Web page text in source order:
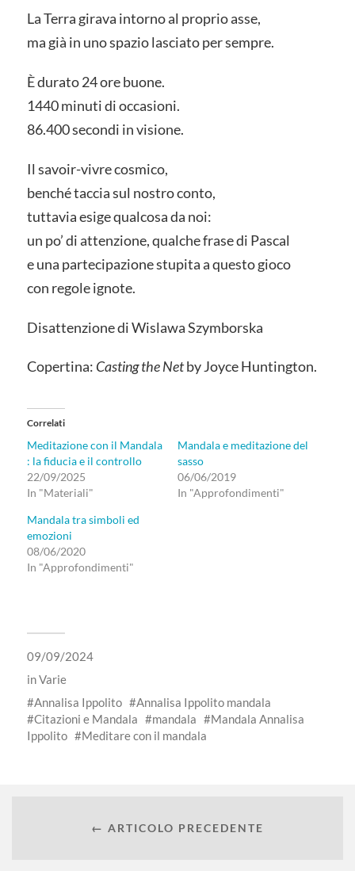
La Terra girava intorno al proprio asse,
ma già in uno spazio lasciato per sempre.
È durato 24 ore buone.
1440 minuti di occasioni.
86.400 secondi in visione.
Il savoir-vivre cosmico,
benché taccia sul nostro conto,
tuttavia esige qualcosa da noi:
un po’ di attenzione, qualche frase di Pascal
e una partecipazione stupita a questo gioco
con regole ignote.
Disattenzione di Wislawa Szymborska
Copertina: Casting the Netby Joyce Huntington.
Correlati
Meditazione con il Mandala
: la fiducia e il controllo
22/09/2025
In "Materiali"
Mandala e meditazione del
sasso
06/06/2019
In "Approfondimenti"
Mandala tra simboli ed
emozioni
08/06/2020
In "Approfondimenti"
09/09/2024
inVarie
Annalisa Ippolito
Annalisa Ippolito mandala
Citazioni e Mandala
mandala
Mandala Annalisa
Ippolito
Meditare con il mandala
← ARTICOLO PRECEDENTE